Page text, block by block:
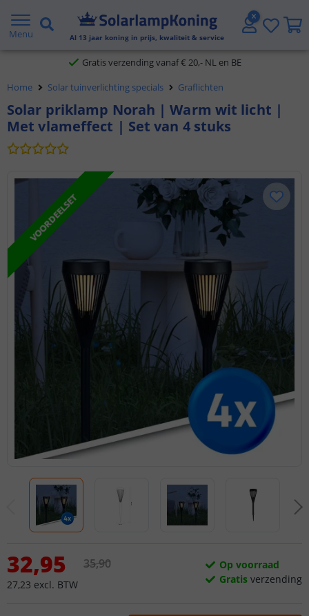
Menu Al 13 jaar koning in prijs, kwaliteit & service
2 jaar garantie
Gratis verzending vanaf € 20,- NL en BE
Voor 23:45 uur besteld,morgen in huis
Home Solar tuinverlichting specials Graflichten
Solar priklamp Norah | Warm wit licht |
Met vlameffect | Set van 4 stuks
VOORDEELSET
32,95
27,23 excl. BTW
35,90
Op voorraad
Gratis verzending